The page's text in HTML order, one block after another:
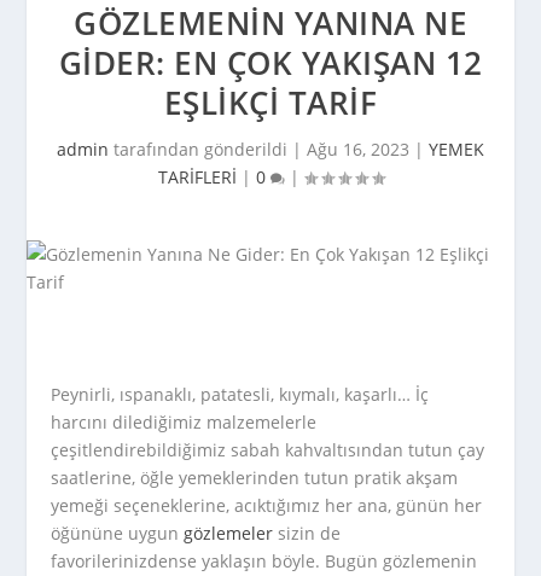
GÖZLEMENIN YANINA NE
GIDER: EN ÇOK YAKIŞAN 12
EŞLIKÇI TARIF
admin tarafından gönderildi | Ağu 16, 2023 | YEMEK
TARİFLERİ | 0 |
Peynirli, ıspanaklı, patatesli, kıymalı, kaşarlı… İç
harcını dilediğimiz malzemelerle
çeşitlendirebildiğimiz sabah kahvaltısından tutun çay
saatlerine, öğle yemeklerinden tutun pratik akşam
yemeği seçeneklerine, acıktığımız her ana, günün her
öğününe uygungözlemeler sizin de
favorilerinizdense yaklaşın böyle. Bugün gözlemenin